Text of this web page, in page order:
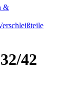
&
42